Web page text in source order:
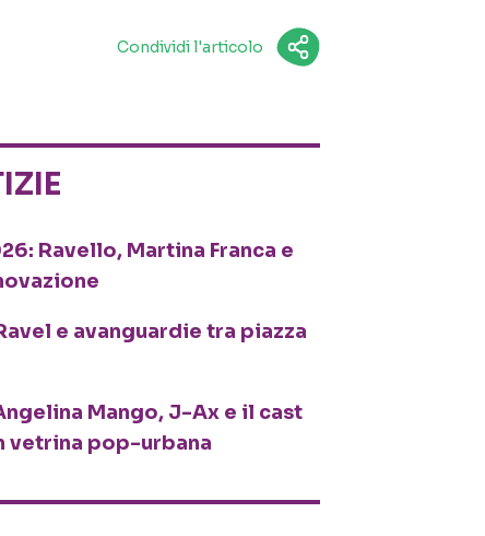
Condividi l'articolo
Ravello, Martina Franca e
e avanguardie tra piazza
Mango, J-Ax e il cast
vetrina pop-urbana